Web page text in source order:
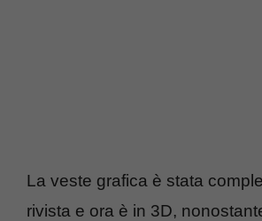
La veste grafica è stata
rivista e ora è in 3D,